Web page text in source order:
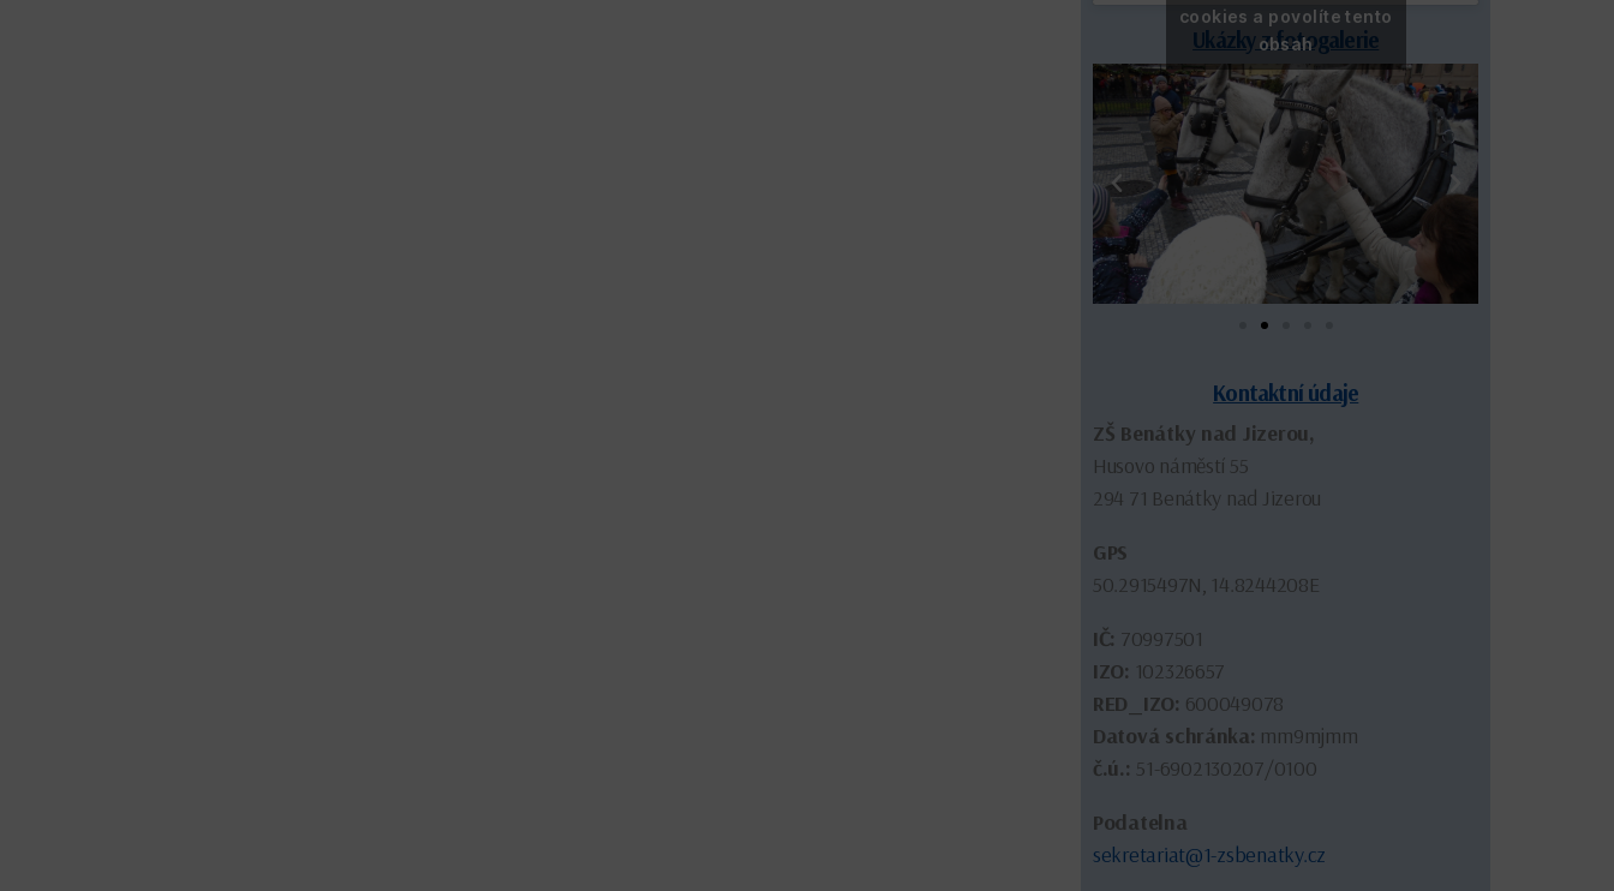
cookies a povolíte tento
obsah
Ukázky z fotogalerie
Kontaktní údaje
ZŠ Benátky nad Jizerou,
Husovo náměstí 55
294 71 Benátky nad Jizerou
GPS
50.2915497N, 14.8244208E
IČ: 70997501
IZO: 102326657
RED_IZO: 600049078
Datová schránka: mm9mjmm
č.ú.: 51-6902130207/0100
Podatelna
sekretariat@1-zsbenatky.cz